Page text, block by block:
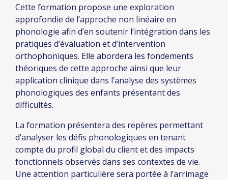
Cette formation propose une exploration
approfondie de l’approche non linéaire en
phonologie afin d’en soutenir l’intégration dans les
pratiques d’évaluation et d’intervention
orthophoniques. Elle abordera les fondements
théoriques de cette approche ainsi que leur
application clinique dans l’analyse des systèmes
phonologiques des enfants présentant des
difficultés.
La formation présentera des repères permettant
d’analyser les défis phonologiques en tenant
compte du profil global du client et des impacts
fonctionnels observés dans ses contextes de vie.
Une attention particulière sera portée à l’arrimage